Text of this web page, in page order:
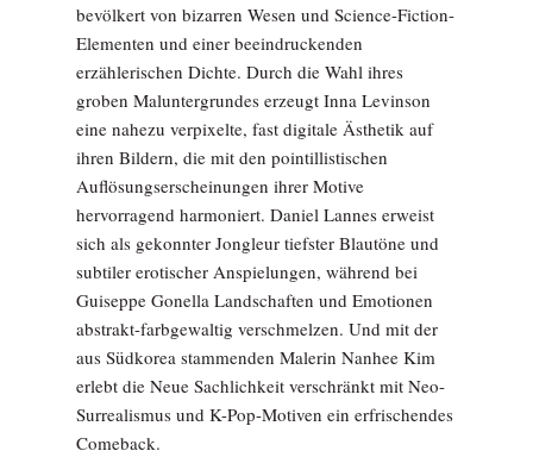
bevölkert von bizarren Wesen und Science-Fiction-
Elementen und einer beeindruckenden
erzählerischen Dichte. Durch die Wahl ihres
groben Maluntergrundes erzeugt Inna Levinson
eine nahezu verpixelte, fast digitale Ästhetik auf
ihren Bildern, die mit den pointillistischen
Auflösungserscheinungen ihrer Motive
hervorragend harmoniert. Daniel Lannes erweist
sich als gekonnter Jongleur tiefster Blautöne und
subtiler erotischer Anspielungen, während bei
Guiseppe Gonella Landschaften und Emotionen
abstrakt-farbgewaltig verschmelzen. Und mit der
aus Südkorea stammenden Malerin Nanhee Kim
erlebt die Neue Sachlichkeit verschränkt mit Neo-
Surrealismus und K-Pop-Motiven ein erfrischendes
Comeback.